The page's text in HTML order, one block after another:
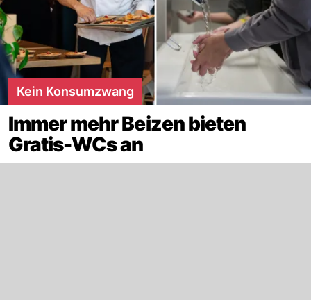
Kein Konsumzwang
Immer mehr Beizen bieten
Gratis-WCs an